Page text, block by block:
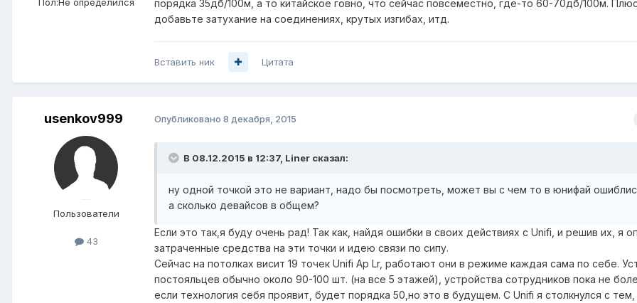
порядка 35дб/100м, а то китайское говно, что сейчас повсеместно, где-то 60-70дб/100м.
добавьте затухание на соединениях, крутых изгибах, итд.
Вставить ник Цитата
usenkov999
Пользователи
43
Опубликовано 8 декабря, 2015
В 08.12.2015 в 12:37, Liner сказал:
ну одной точкой это не вариант, надо бы посмотреть, может вы с чем то в юнифай
а сколько девайсов в общем?
Если это так,я буду очень рад! Так как, найдя ошибки в своих действиях с Unifi, и решив их, я
затраченные средства на эти точки и идею связи по сипу.
Сейчас на потолках висит 19 точек Unifi Ap Lr, работают они в режиме каждая сама по себе.
постояльцев обычно около 90-100 шт. (на все 5 этажей), устройства сотрудников пока не
если технология себя проявит, будет порядка 50,но это в будущем. С Unifi я столкнулся с тем,